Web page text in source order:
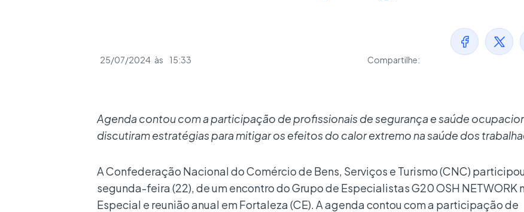
25/07/2024 às 15:33 Compartilhe:
Agenda contou com a participação de profissionais de segurança e saúde
discutiram estratégias para mitigar os efeitos do calor extremo na saúde dos
A Confederação Nacional do Comércio de Bens, Serviços e Turismo (CNC)
segunda-feira (22), de um encontro do Grupo de Especialistas G20 OSH NETWORK
Especial e reunião anual em Fortaleza (CE). A agenda contou com a participação de